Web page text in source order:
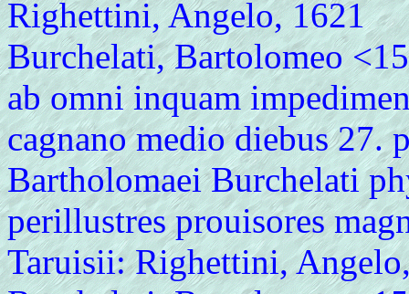
Righettini, Angelo, 1621
Burchelati, Bartolomeo
ab omni inquam
cagnano medio diebus 27.
Bartholomaei Burchelati
perillustres prouisores
Taruisii: Righettini,